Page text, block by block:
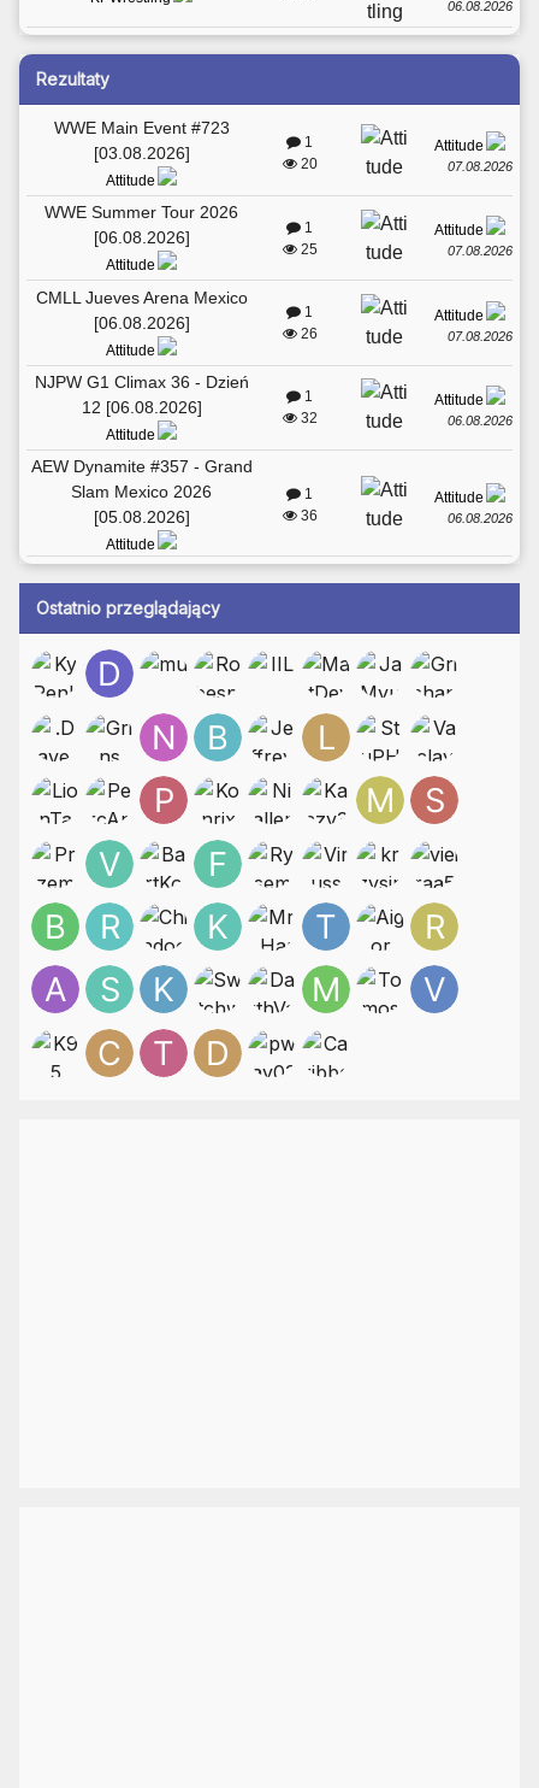
06.08.2026
Rezultaty
WWE Main Event #723
[03.08.2026]
Attitude
1
20
Attitude
07.08.2026
WWE Summer Tour 2026
[06.08.2026]
Attitude
1
25
Attitude
07.08.2026
CMLL Jueves Arena Mexico
[06.08.2026]
Attitude
1
26
Attitude
07.08.2026
NJPW G1 Climax 36 - Dzień
12 [06.08.2026]
Attitude
1
32
Attitude
06.08.2026
AEW Dynamite #357 - Grand
Slam Mexico 2026
[05.08.2026]
Attitude
1
36
Attitude
06.08.2026
Ostatnio przeglądający